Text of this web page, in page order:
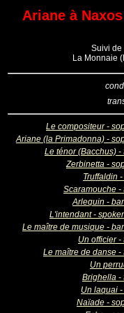
Ariane à
Suivi de
La Monnaie
Le compositeur -
Ariane (la Primadonna) -
Le ténor (Bacchus) -
Zerbinetta -
Truffaldin
Scaramouche -
Arlequin -
L'intendant -
Le maître de musique -
Un officier -
Le maître de danse -
Un
Brighella -
Un laquai
Naïade -